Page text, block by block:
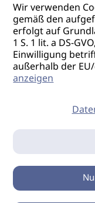
Wir verwenden
gemäß den
erfolgt auf
1 S. 1 lit. a DS-
Einwilligung
außerhalb der
anzeigen